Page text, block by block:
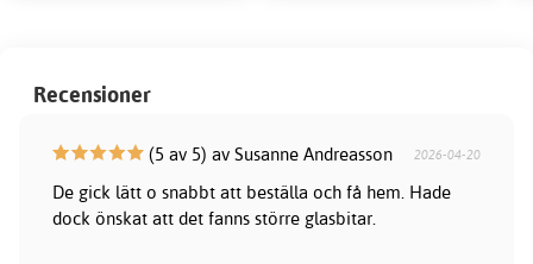
Recensioner
(5 av 5) av Susanne Andreasson 2026-04-20
De gick lätt o snabbt att beställa och få hem. Hade
dock önskat att det fanns större glasbitar.